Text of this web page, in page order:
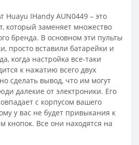
Huayu IHandy AUN0449 – это
который заменяет множество
бренда. В основном эти пульты
просто вставили батарейки и
когда настройка все-таки
к нажатию всего двух
сделать вывод, что им могут
далекие от электроники. Его
с корпусом вашего
у вас не будет привыкания к
кнопок. Все они находятся на